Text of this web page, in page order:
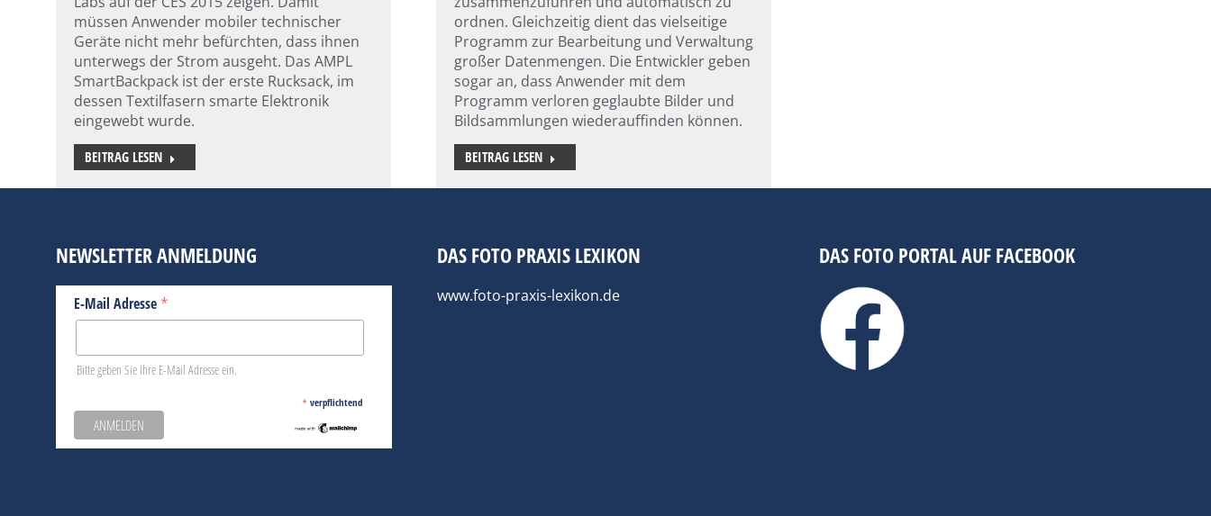
müssen Anwender mobiler technischer
Geräte nicht mehr befürchten, dass ihnen
unterwegs der Strom ausgeht. Das AMPL
SmartBackpack ist der erste Rucksack, im
dessen Textilfasern smarte Elektronik
eingewebt wurde.
BEITRAG LESEN
ordnen. Gleichzeitig dient das vielseitige
Programm zur Bearbeitung und Verwaltung
großer Datenmengen. Die Entwickler geben
sogar an, dass Anwender mit dem
Programm verloren geglaubte Bilder und
Bildsammlungen wiederauffinden können.
BEITRAG LESEN
NEWSLETTER ANMELDUNG
E-Mail Adresse *
Bitte geben Sie Ihre E-Mail Adresse ein.
* verpflichtend
DAS FOTO PRAXIS LEXIKON
www.foto-praxis-lexikon.de
DAS FOTO PORTAL AUF FACEBOOK